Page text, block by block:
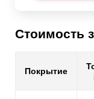
Стоимость
Покрытие